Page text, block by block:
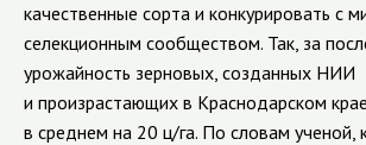
качественные сорта и конкурировать с
селекционным сообществом. Так, за
урожайность зерновых, созданных НИИ
и произрастающих в Краснодарском
в среднем на 20 ц/га. По словам